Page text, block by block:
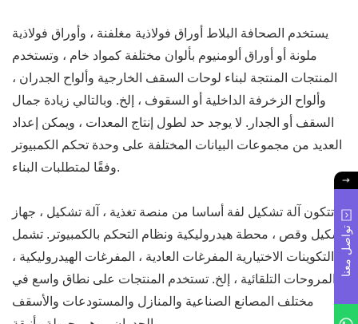
يستخدم الصحافة البلاط أوراق فولاذية مغلفنة ، وأوراق فولاذية
ملونة أو أوراق ألومنيوم بألوان مختلفة كمواد خام ، وتستخدم
المنتجات المنتجة لبناء لوحات السقف الخارجية وألواح الجدران ،
وألواح الزخرفة الداخلية أو السقوف ، إلخ. وبالتالي زيادة جمال
السقف أو الجدار. لا يوجد حد لطول إنتاج المعدات ، ويمكن إعداد
العديد من مجموعات البيانات المختلفة على وحدة تحكم الكمبيوتر
وفقًا لمتطلبات البناء.
تتكون آلة تشكيل لفة أساسا من منصة تغذية ، آلة تشكيل ، جهاز
تشكيل وقص ، محطة هيدروليكية ونظام التحكم بالكمبيوتر. تشمل
التكوينات الاختيارية المفرغات العادية ، المفرغات الهيدروليكية ،
المروحات التلقائية ، إلخ. تستخدم المنتجات على نطاق واسع في
مختلف المصانع الصناعية والمنازل والمستودعات والأسقف
تواصل معنا